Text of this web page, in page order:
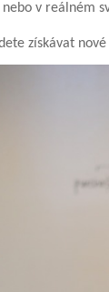
v reálném
získávat